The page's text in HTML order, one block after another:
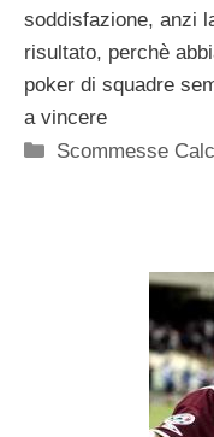
soddisfazione, anzi
risultato, perchè
poker di squadre
a vincere
Categorie
Scommesse